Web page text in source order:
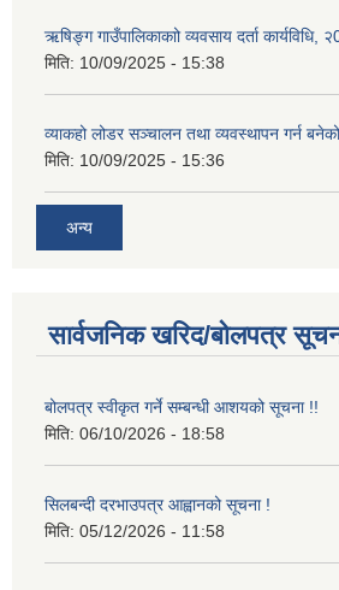
ऋषिङ्ग गाउँपालिकाकाो व्यवसाय दर्ता कार्यविधि,
मिति: 10/09/2025 - 15:38
व्याकहो लोडर सञ्चालन तथा व्यवस्थापन गर्न
मिति: 10/09/2025 - 15:36
अन्य
सार्वजनिक खरिद/बोलपत्र
बोलपत्र स्वीकृत गर्ने सम्बन्धी आशयको सूचना !!
मिति: 06/10/2026 - 18:58
सिलबन्दी दरभाउपत्र आह्वानको सूचना !
मिति: 05/12/2026 - 11:58